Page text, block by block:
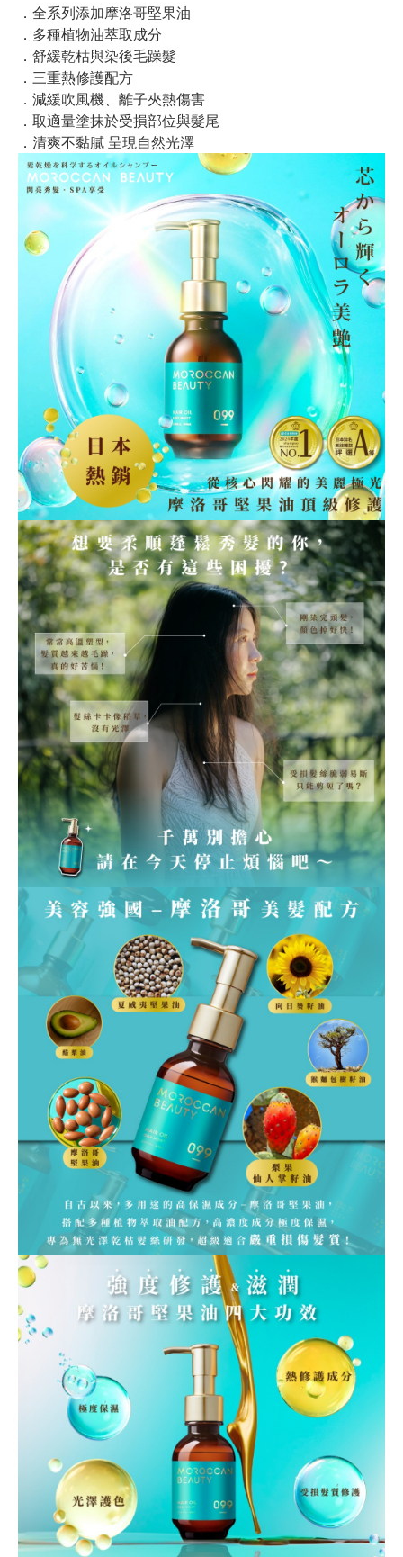
．全系列添加摩洛哥堅果油
．多種植物油萃取成分
．舒緩乾枯與染後毛躁髮
．三重熱修護配方
．減緩吹風機、離子夾熱傷害
．取適量塗抹於受損部位與髮尾
．清爽不黏膩 呈現自然光澤